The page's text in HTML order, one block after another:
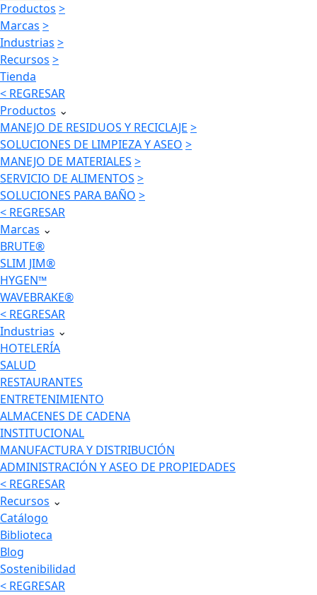
Productos >
Marcas >
Industrias >
Recursos >
Tienda
< REGRESAR
Productos ⌄
MANEJO DE RESIDUOS Y RECICLAJE >
SOLUCIONES DE LIMPIEZA Y ASEO >
MANEJO DE MATERIALES >
SERVICIO DE ALIMENTOS >
SOLUCIONES PARA BAÑO >
< REGRESAR
Marcas ⌄
BRUTE®
SLIM JIM®
HYGEN™
WAVEBRAKE®
< REGRESAR
Industrias ⌄
HOTELERÍA
SALUD
RESTAURANTES
ENTRETENIMIENTO
ALMACENES DE CADENA
INSTITUCIONAL
MANUFACTURA Y DISTRIBUCIÓN
ADMINISTRACIÓN Y ASEO DE PROPIEDADES
< REGRESAR
Recursos ⌄
Catálogo
Biblioteca
Blog
Sostenibilidad
< REGRESAR